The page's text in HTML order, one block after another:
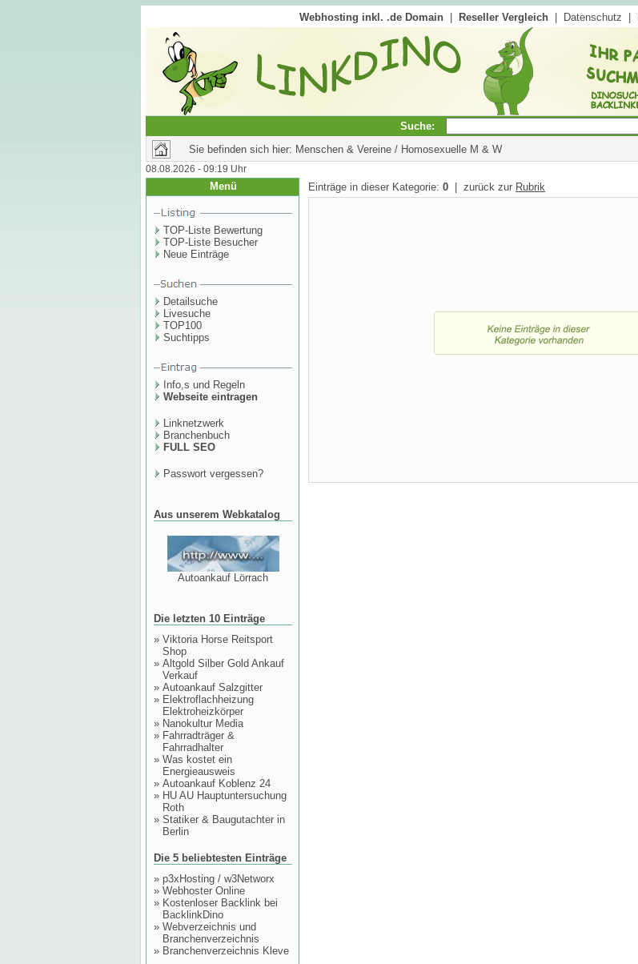
Webhosting inkl. .de Domain Reseller Vergleich Datenschutz
Suche:
Sie befinden sich hier: Menschen & Vereine / Homosexuelle M & W
08.08.2026 - 09:19 Uhr
Menü
TOP-Liste Bewertung
TOP-Liste Besucher
Neue Einträge
Detailsuche
Livesuche
TOP100
Suchtipps
Info,s und Regeln
Webseite eintragen
Linknetzwerk
Branchenbuch
FULL SEO
Passwort vergessen?
Aus unserem Webkatalog
Autoankauf Lörrach
Die letzten 10 Einträge
» Viktoria Horse Reitsport
Shop
» Altgold Silber Gold Ankauf
Verkauf
» Autoankauf Salzgitter
» Elektroflachheizung
Elektroheizkörper
» Nanokultur Media
» Fahrradträger &
Fahrradhalter
» Was kostet ein
Energieausweis
» Autoankauf Koblenz 24
» HU AU Hauptuntersuchung
Roth
» Statiker & Baugutachter in
Berlin
Die 5 beliebtesten Einträge
» p3xHosting / w3Networx
» Webhoster Online
» Kostenloser Backlink bei
BacklinkDino
» Webverzeichnis und
Branchenverzeichnis
» Branchenverzeichnis Kleve
Einträge in dieser Kategorie: 0 | zurück zur Rubrik